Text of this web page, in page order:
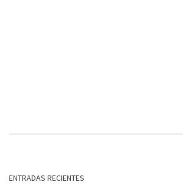
ENTRADAS RECIENTES